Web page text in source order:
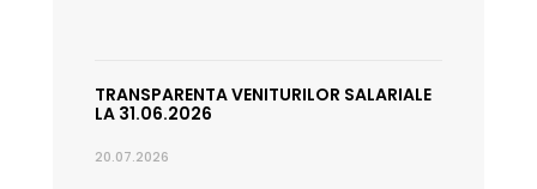
TRANSPARENTA VENITURILOR SALARIALE
LA 31.06.2026
20.07.2026